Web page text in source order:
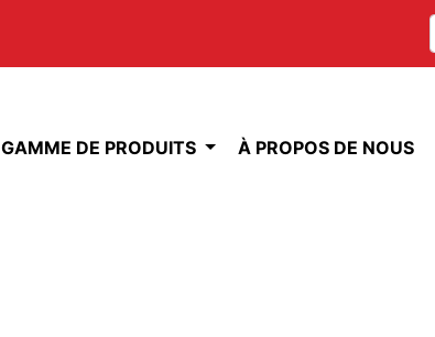
GAMME DE PRODUITS À PROPOS DE NOUS